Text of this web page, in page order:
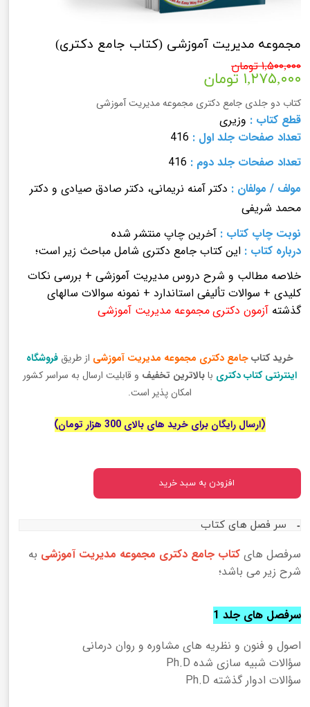
مجموعه مدیریت آموزشی (کتاب جامع دکتری)
۱,۵۰۰,۰۰۰ تومان
۱,۲۷۵,۰۰۰ تومان
کتاب دو جلدی جامع دکتری مجموعه مدیریت آموزشی
قطع کتاب : وزیری
تعداد صفحات جلد اول :
416
تعداد صفحات جلد دوم :
416
مولف / مولفان : دکتر آمنه نریمانی، دکتر صادق صیادی و دکتر
محمد شریفی
نوبت چاپ کتاب : آخرین چاپ منتشر شده
درباره کتاب : این کتاب جامع دکتری شامل مباحث زیر است؛
خلاصه مطالب و شرح دروس مدیریت آموزشی + بررسی نکات
کلیدی + سوالات تألیفی استاندارد + نمونه سوالات سالهای
گذشته آزمون دکتریمجموعه مدیریت آموزشی
خرید کتابجامع دکتری مجموعه مدیریت آموزشی از طریق فروشگاه
اینترنتی کتاب دکتری بابالاترین تخفیف و قابلیت ارسال به سراسر کشور
امکان پذیر است.
(ارسال رایگان برای خرید های بالای 300 هزار تومان)
افزودن به سبد خرید
سر فصل های کتاب
سرفصل های کتاب جامع دکتری مجموعه مدیریت آموزشی به
شرح زیر می باشد؛
سرفصل های جلد 1
اصول و فنون و نظریه های مشاوره و روان درمانی
سؤالات شبیه سازی شده Ph.D
سؤالات ادوار گذشته Ph.D